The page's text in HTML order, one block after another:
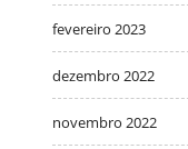
fevereiro 2023
dezembro 2022
novembro 2022